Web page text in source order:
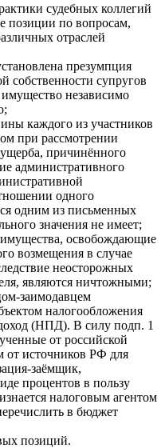
судебных коллегий
по вопросам,
отраслей
презумпция
собственности супругов
независимо
каждого из участников
при рассмотрении
причинённого
административного
одного
одним из письменных
значения не имеет;
освобождающие
возмещения в случае
неосторожных
являются ничтожными;
заимодавцем
налогообложения
(НПД). В силу подп. 1
от российской
от источников РФ для
заёмщик,
процентов в пользу
налоговым агентом
в бюджет
позиций.